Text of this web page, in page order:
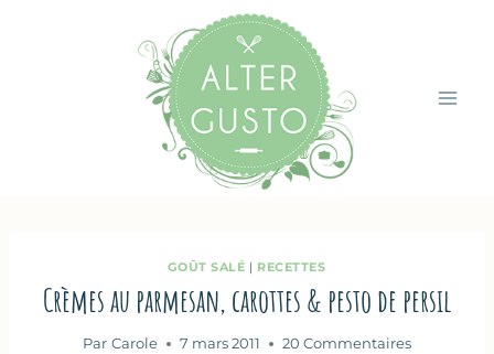
GOÛT SALÉ | RECETTES
Crèmes au parmesan, carottes & pesto de persil
Par Carole 7 mars 2011 20 Commentaires